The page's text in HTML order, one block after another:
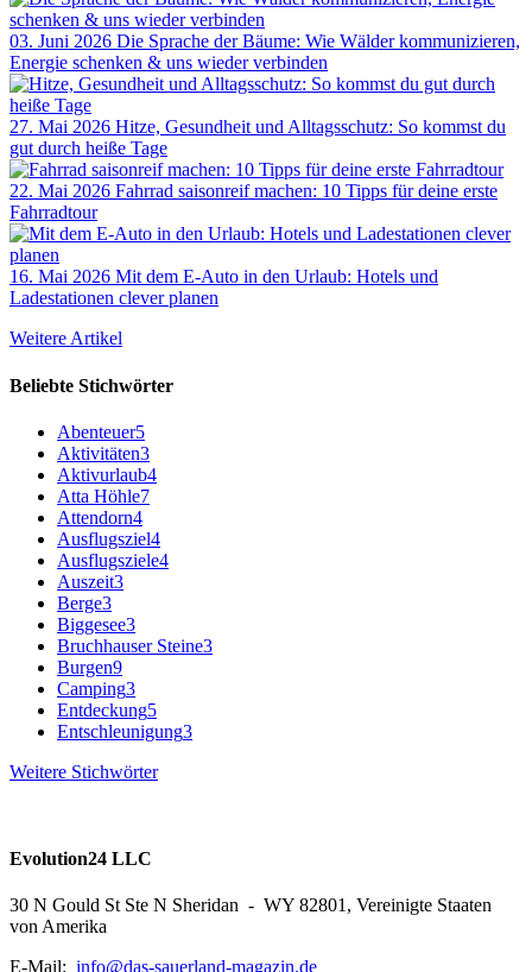
03. Juni 2026 Die Sprache der Bäume: Wie Wälder kommunizieren,
Energie schenken & uns wieder verbinden
27. Mai 2026 Hitze, Gesundheit und Alltagsschutz: So kommst du
gut durch heiße Tage
22. Mai 2026 Fahrrad saisonreif machen: 10 Tipps für deine erste
Fahrradtour
16. Mai 2026 Mit dem E-Auto in den Urlaub: Hotels und
Ladestationen clever planen
Weitere Artikel
Beliebte Stichwörter
Abenteuer5
Aktivitäten3
Aktivurlaub4
Atta Höhle7
Attendorn4
Ausflugsziel4
Ausflugsziele4
Auszeit3
Berge3
Biggesee3
Bruchhauser Steine3
Burgen9
Camping3
Entdeckung5
Entschleunigung3
Weitere Stichwörter
Evolution24 LLC
30 N Gould St Ste N Sheridan - WY 82801, Vereinigte Staaten
von Amerika
E-Mail: info@das-sauerland-magazin.de